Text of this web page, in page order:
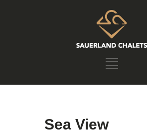
Sea View